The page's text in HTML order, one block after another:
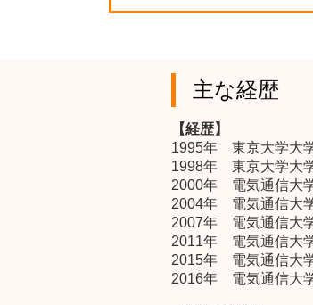
主な経歴
【経歴】
1995年 東京大学大
1998年 東京大学大
2000年 電気通信大
2004年 電気通信大
2007年 電気通信大
2011年 電気通信大
2015年 電気通信大
2016年 電気通信大